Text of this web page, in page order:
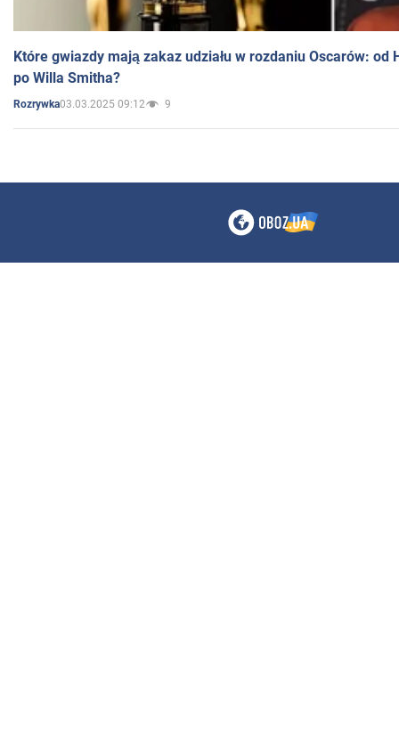
Które gwiazdy mają zakaz udziału w rozdaniu Oscarów: od
po Willa Smitha?
Rozrywka03.03.2025 09:12 9